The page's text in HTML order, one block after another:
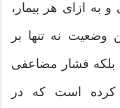
به ازای هر بیمار،
وضعیت نه تنها بر
بلکه فشار مضاعفی
کرده است که در